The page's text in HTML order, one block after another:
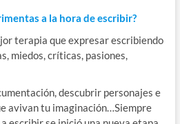
a la hora de escribir?
terapia que expresar escribiendo
miedos, críticas, pasiones,
descubrir personajes e
avivan tu imaginación…Siempre